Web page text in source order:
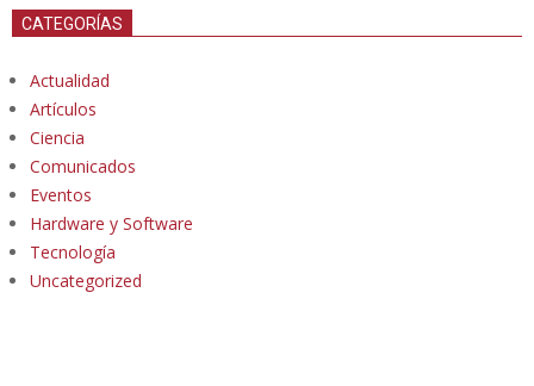
CATEGORÍAS
Actualidad
Artículos
Ciencia
Comunicados
Eventos
Hardware y Software
Tecnología
Uncategorized